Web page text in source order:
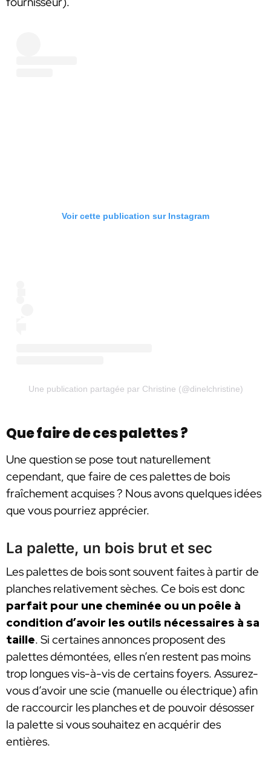
Voir cette publication sur Instagram
Une publication partagée par Christine (@dinelchristine)
Que faire de ces palettes ?
Une question se pose tout naturellement
cependant, que faire de ces palettes de bois
fraîchement acquises ? Nous avons quelques idées
que vous pourriez apprécier.
La palette, un bois brut et sec
Les palettes de bois sont souvent faites à partir de
planches relativement sèches. Ce bois est donc
parfait pour une cheminée ou un poêle à
condition d’avoir les outils nécessaires à sa
taille. Si certaines annonces proposent des
palettes démontées, elles n’en restent pas moins
trop longues vis-à-vis de certains foyers. Assurez-
vous d’avoir une scie (manuelle ou électrique) afin
de raccourcir les planches et de pouvoir désosser
la palette si vous souhaitez en acquérir des
entières.